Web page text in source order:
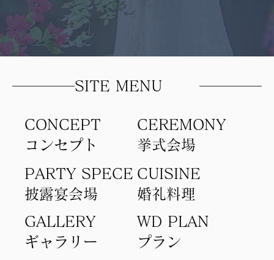
CONCEPT
コンセプト​
​CEREMONY
​挙式会場
GALLERY
ギャラリー
PARTY SPECE
​披露宴会場
CUISINE
​婚礼料理
​プラン
WD PLAN
SITE MENU